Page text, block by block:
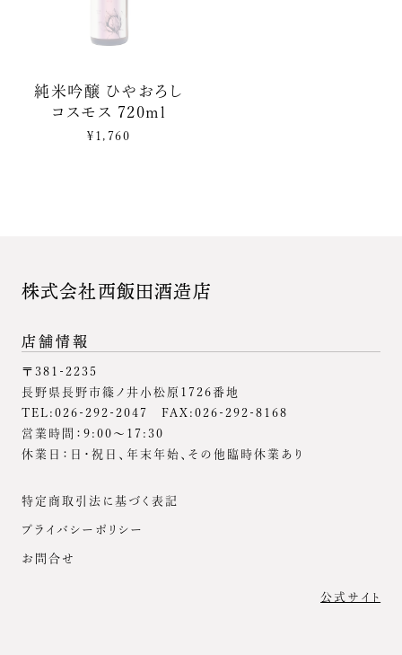
純米吟醸 ひやおろし
コスモス 720ml
¥1,760
株式会社西飯田酒造店
店舗情報
〒381-2235
長野県長野市篠ノ井小松原1726番地
TEL:026-292-2047 FAX:026-292-8168
営業時間：9:00～17:30
休業日：日・祝日、年末年始、その他臨時休業あり
特定商取引法に基づく表記
プライバシーポリシー
お問合せ
公式サイト